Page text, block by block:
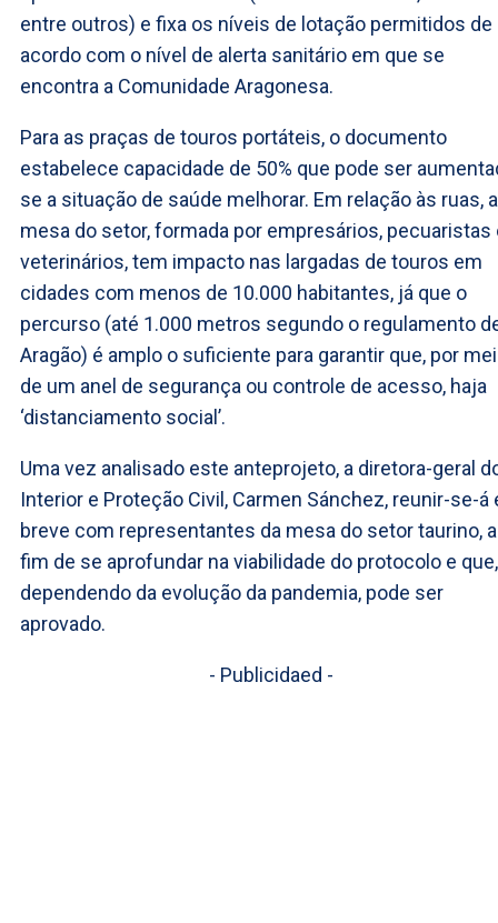
entre outros) e fixa os níveis de lotação permitidos de
acordo com o nível de alerta sanitário em que se
encontra a Comunidade Aragonesa.
Para as praças de touros portáteis, o documento
estabelece capacidade de 50% que pode ser
se a situação de saúde melhorar. Em relação às ruas, a
mesa do setor, formada por empresários, pecuaristas
veterinários, tem impacto nas largadas de touros em
cidades com menos de 10.000 habitantes, já que o
percurso (até 1.000 metros segundo o regulamento
Aragão) é amplo o suficiente para garantir que, por
de um anel de segurança ou controle de acesso, haja
‘distanciamento social’.
Uma vez analisado este anteprojeto, a diretora-geral
Interior e Proteção Civil, Carmen Sánchez, reunir-se-á
breve com representantes da mesa do setor taurino, a
fim de se aprofundar na viabilidade do protocolo e que,
dependendo da evolução da pandemia, pode ser
aprovado.
- Publicidaed -